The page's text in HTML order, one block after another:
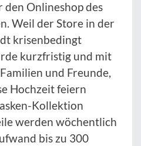
den Onlineshop des
Weil der Store in der
krisenbedingt
kurzfristig und mit
und Freunde,
Hochzeit feiern
Kollektion
werden wöchentlich
bis zu 300